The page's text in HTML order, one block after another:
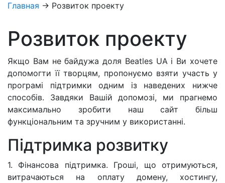
Главная → Розвиток проекту
Розвиток проекту
Якщо Вам не байдужа доля Beatles UA і Ви хочете
допомогти її творцям, пропонуємо взяти участь у
програмі підтримки одним із наведених нижче
способів. Завдяки Вашій допомозі, ми прагнемо
максимально зробити наш сайт більш
функціональним та зручним у використанні.
Підтримка розвитку
1. Фінансова підтримка. Гроші, що отримуються,
витрачаються на оплату домену, хостингу,